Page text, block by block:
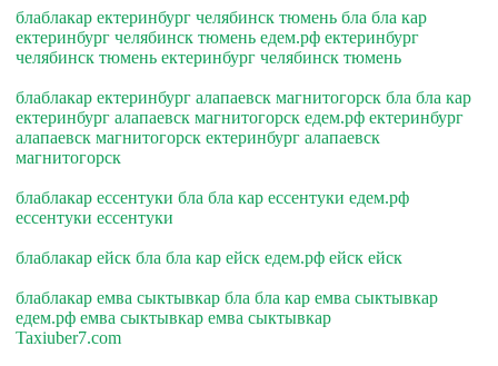
блаблакар ектеринбург челябинск тюмень бла бла кар
ектеринбург челябинск тюмень едем.рф ектеринбург
челябинск тюмень ектеринбург челябинск тюмень
блаблакар ектеринбург алапаевск магнитогорск бла бла кар
ектеринбург алапаевск магнитогорск едем.рф ектеринбург
алапаевск магнитогорск ектеринбург алапаевск
магнитогорск
блаблакар ессентуки бла бла кар ессентуки едем.рф
ессентуки ессентуки
блаблакар ейск бла бла кар ейск едем.рф ейск ейск
блаблакар емва сыктывкар бла бла кар емва сыктывкар
едем.рф емва сыктывкар емва сыктывкар
Taxiuber7.com